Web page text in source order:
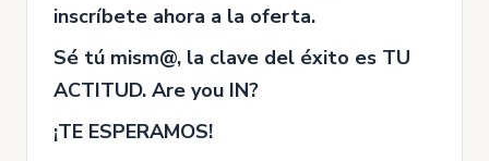
inscríbete ahora a la oferta.
Sé tú mism@, la clave del éxito es TU
ACTITUD. Are you IN?
¡TE ESPERAMOS!